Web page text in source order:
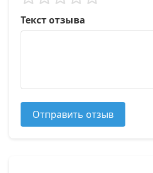
Текст отзыва
Отправить отзыв